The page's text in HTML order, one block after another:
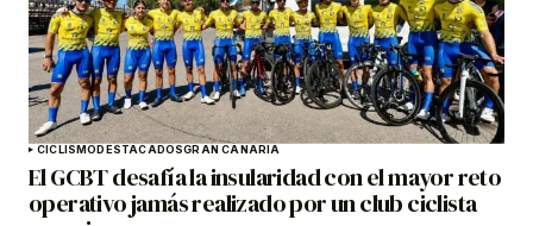
CICLISMODESTACADOSGRAN CANARIA
El GCBT desafía la insularidad con el mayor reto
operativo jamás realizado por un club ciclista